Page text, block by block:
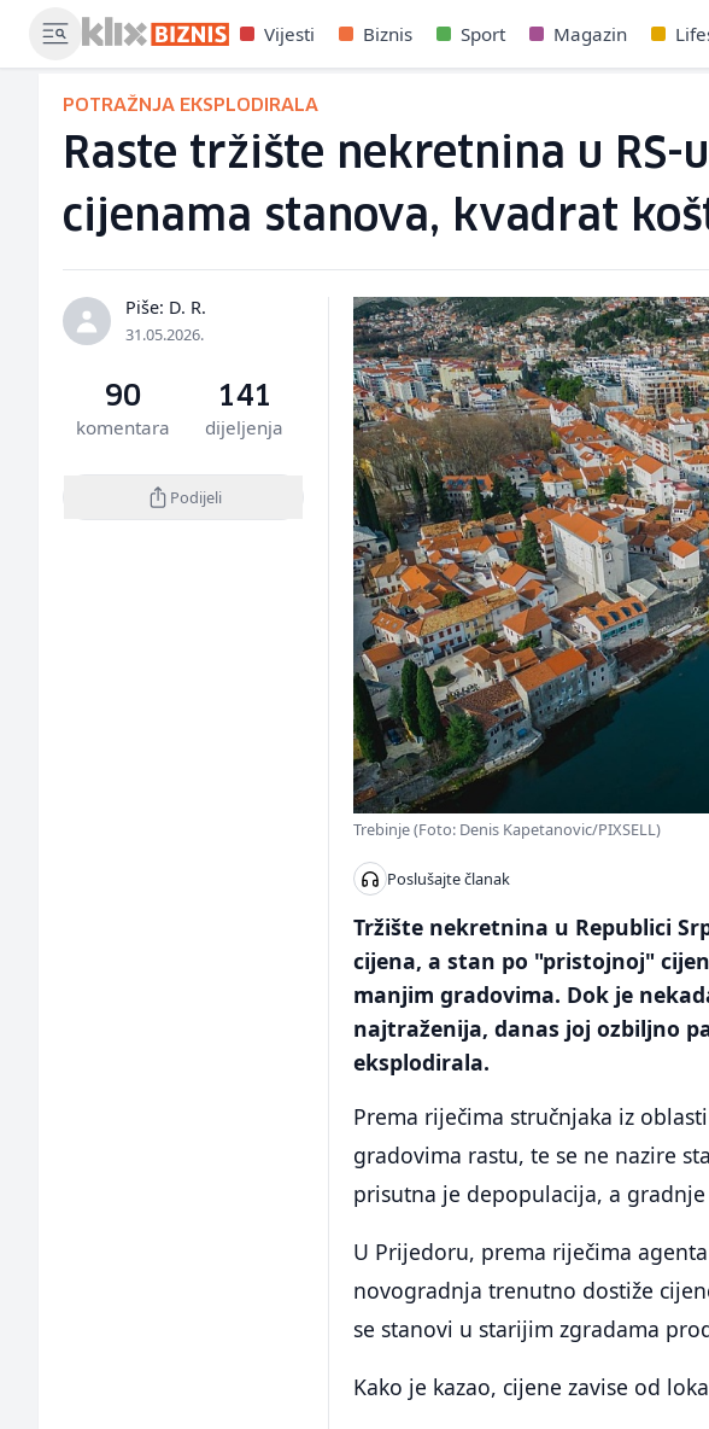
Vijesti Biznis Sport Magazin
POTRAŽNJA EKSPLODIRALA
Raste tržište nekretnina u
cijenama stanova, kvadrat
Piše: D. R.
31.05.2026.
90
komentara
141
dijeljenja
Podijeli
Trebinje (Foto: Denis Kapetanovic/PIXSELL)
Poslušajte članak
Tržište nekretnina u Republici
cijena, a stan po "pristojnoj"
manjim gradovima. Dok je
najtraženija, danas joj ozbiljno
eksplodirala.
Prema riječima stručnjaka iz
gradovima rastu, te se ne nazire
prisutna je depopulacija, a
U Prijedoru, prema riječima
novogradnja trenutno dostiže
se stanovi u starijim zgradama
Kako je kazao, cijene zavise od